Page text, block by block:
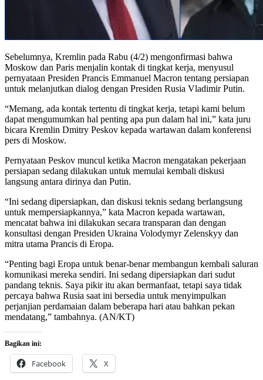
Sebelumnya, Kremlin pada Rabu (4/2) mengonfirmasi bahwa
Moskow dan Paris menjalin kontak di tingkat kerja, menyusul
pernyataan Presiden Prancis Emmanuel Macron tentang persiapan
untuk melanjutkan dialog dengan Presiden Rusia Vladimir Putin.
“Memang, ada kontak tertentu di tingkat kerja, tetapi kami belum
dapat mengumumkan hal penting apa pun dalam hal ini,” kata juru
bicara Kremlin Dmitry Peskov kepada wartawan dalam konferensi
pers di Moskow.
Pernyataan Peskov muncul ketika Macron mengatakan pekerjaan
persiapan sedang dilakukan untuk memulai kembali diskusi
langsung antara dirinya dan Putin.
“Ini sedang dipersiapkan, dan diskusi teknis sedang berlangsung
untuk mempersiapkannya,” kata Macron kepada wartawan,
mencatat bahwa ini dilakukan secara transparan dan dengan
konsultasi dengan Presiden Ukraina Volodymyr Zelenskyy dan
mitra utama Prancis di Eropa.
“Penting bagi Eropa untuk benar-benar membangun kembali saluran
komunikasi mereka sendiri. Ini sedang dipersiapkan dari sudut
pandang teknis. Saya pikir itu akan bermanfaat, tetapi saya tidak
percaya bahwa Rusia saat ini bersedia untuk menyimpulkan
perjanjian perdamaian dalam beberapa hari atau bahkan pekan
mendatang,” tambahnya. (AN/KT)
Bagikan ini:
Facebook X